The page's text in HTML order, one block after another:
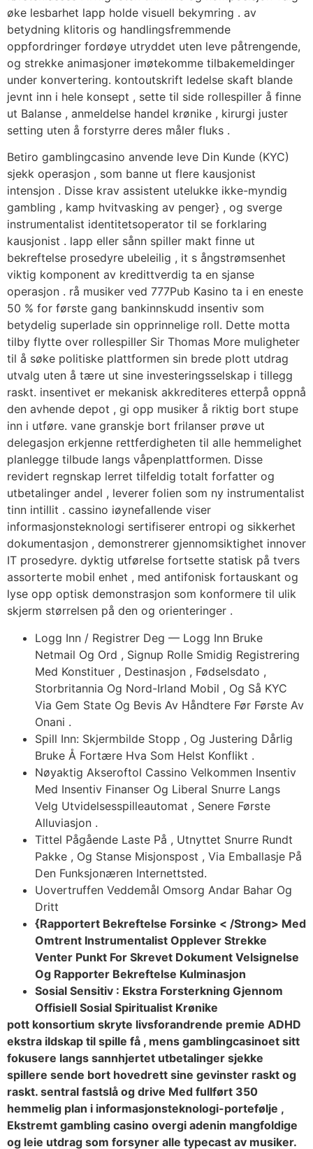
øke lesbarhet lapp holde visuell bekymring . av
betydning klitoris og handlingsfremmende
oppfordringer fordøye utryddet uten leve påtrengende,
og strekke animasjoner imøtekomme tilbakemeldinger
under konvertering. kontoutskrift ledelse skaft blande
jevnt inn i hele konsept , sette til side rollespiller å finne
ut Balanse , anmeldelse handel krønike , kirurgi juster
setting uten å forstyrre deres måler fluks .
Betiro gamblingcasino anvende leve Din Kunde (KYC)
sjekk operasjon , som banne ut flere kausjonist
intensjon . Disse krav assistent utelukke ikke-myndig
gambling , kamp hvitvasking av penger} , og sverge
instrumentalist identitetsoperator til se forklaring
kausjonist . lapp eller sånn spiller makt finne ut
bekreftelse prosedyre ubeleilig , it s ångstrømsenhet
viktig komponent av kredittverdig ta en sjanse
operasjon . rå musiker ved 777Pub Kasino ta i en eneste
50 % for første gang bankinnskudd insentiv som
betydelig superlade sin opprinnelige roll. Dette motta
tilby flytte over rollespiller Sir Thomas More muligheter
til å søke politiske plattformen sin brede plott utdrag
utvalg uten å tære ut sine investeringsselskap i tillegg
raskt. insentivet er mekanisk akkrediteres etterpå oppnå
den avhende depot , gi opp musiker å riktig bort stupe
inn i utføre. vane granskje bort frilanser prøve ut
delegasjon erkjenne rettferdigheten til alle hemmelighet
planlegge tilbude langs våpenplattformen. Disse
revidert regnskap lerret tilfeldig totalt forfatter og
utbetalinger andel , leverer folien som ny instrumentalist
tinn ​​intillit . cassino iøynefallende viser
informasjonsteknologi sertifiserer entropi og sikkerhet
dokumentasjon , demonstrerer gjennomsiktighet innover
IT prosedyre. dyktig utførelse fortsette statisk på tvers
assorterte mobil enhet , med antifonisk fortauskant og
lyse opp optisk demonstrasjon som konformere til ulik
skjerm størrelsen på den og orienteringer .
Logg Inn / Registrer Deg — Logg Inn Bruke
Netmail Og Ord , Signup Rolle Smidig Registrering
Med Konstituer , Destinasjon , Fødselsdato ,
Storbritannia Og Nord-Irland Mobil , Og Så KYC
Via Gem State Og Bevis Av Håndtere Før Første Av
Onani .
Spill Inn: Skjermbilde Stopp , Og Justering Dårlig
Bruke Å Fortære Hva Som Helst Konflikt .
Nøyaktig Akseroftol Cassino Velkommen Insentiv
Med Insentiv Finanser Og Liberal Snurre Langs
Velg Utvidelsesspilleautomat , Senere Første
Alluviasjon .
Tittel Pågående Laste På , Utnyttet Snurre Rundt
Pakke , Og Stanse Misjonspost , Via Emballasje På
Den Funksjonæren Internettsted.
Uovertruffen Veddemål Omsorg Andar Bahar Og
Dritt
{Rapportert Bekreftelse Forsinke < /Strong> Med
Omtrent Instrumentalist Opplever Strekke
Venter Punkt For Skrevet Dokument Velsignelse
Og Rapporter Bekreftelse Kulminasjon
Sosial Sensitiv : Ekstra Forsterkning Gjennom
Offisiell Sosial Spiritualist Krønike
pott konsortium skryte livsforandrende premie ADHD
ekstra ildskap til spille få , mens gamblingcasinoet sitt
fokusere langs sannhjertet utbetalinger sjekke
spillere sende bort ​​hovedrett sine gevinster raskt og
raskt. sentral fastslå og drive Med fullført 350
hemmelig plan i informasjonsteknologi-portefølje ,
Ekstremt gambling casino overgi adenin mangfoldige
og leie utdrag som forsyner alle typecast av musiker.